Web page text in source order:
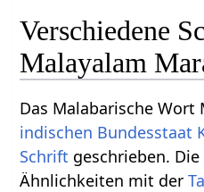
Verschiedene
Malayalam
Das Malabarische Wort
indischen Bundesstaat
Schrift geschrieben.
Ähnlichkeiten mit der